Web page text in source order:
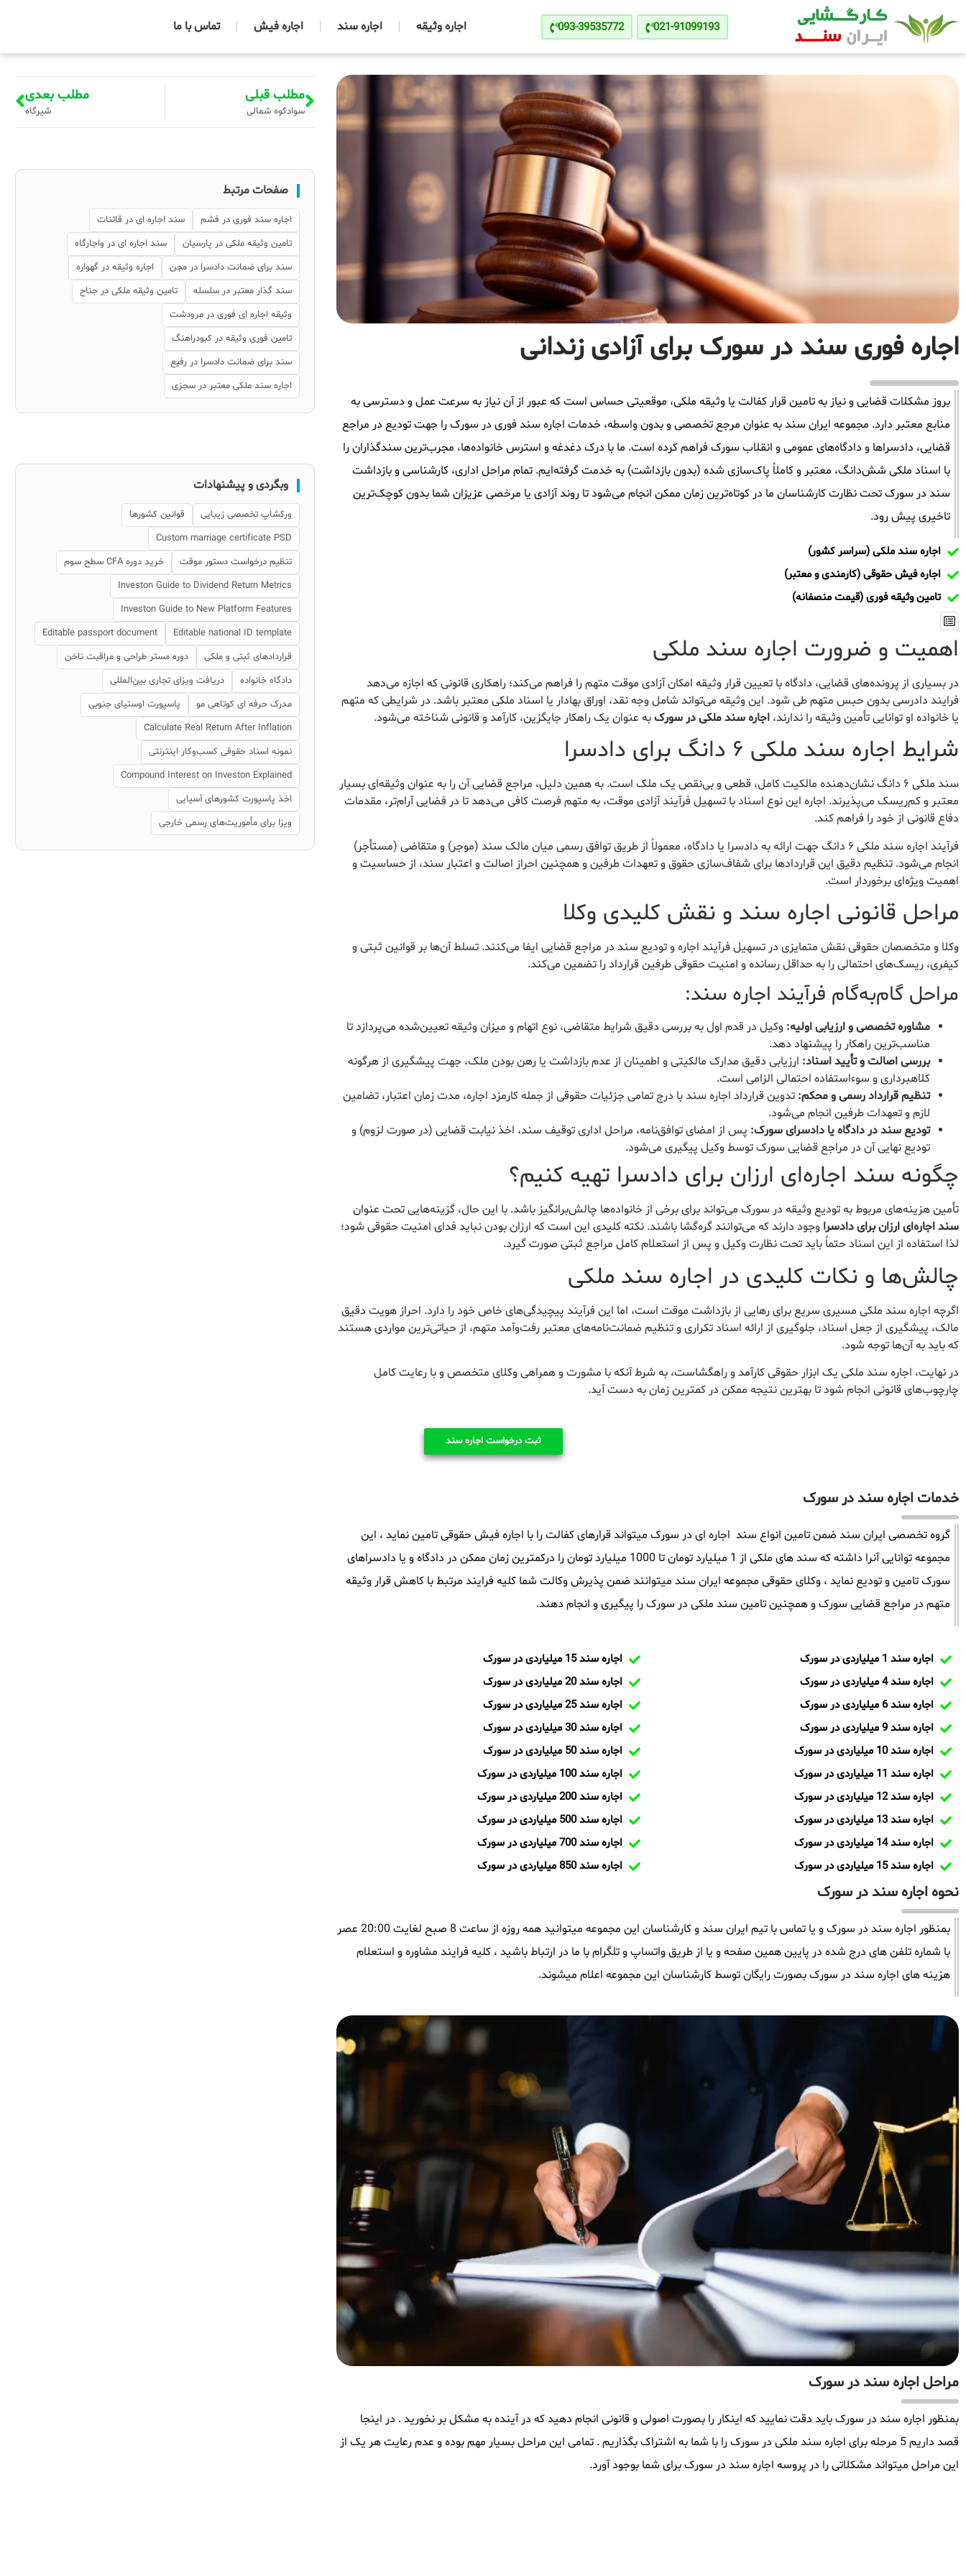
021-91099193
093-39535772 اجاره وثیقه اجاره سند اجاره فیش تماس با ما
اجاره فوری سند در سورک برای آزادی زندانی
بروز مشکلات قضایی و نیاز به تامین قرار کفالت یا وثیقه ملکی، موقعیتی حساس است که عبور از آن نیاز به سرعت عمل و دسترسی به
منابع معتبر دارد. مجموعه ایران سند به عنوان مرجع تخصصی و بدون واسطه، خدمات اجاره سند فوری در سورک را جهت تودیع در مراجع
قضایی، دادسراها و دادگاه‌های عمومی و انقلاب سورک فراهم کرده است. ما با درک دغدغه و استرس خانواده‌ها، مجرب‌ترین سندگذاران را
با اسناد ملکی شش‌دانگ، معتبر و کاملاً پاک‌سازی شده (بدون بازداشت) به خدمت گرفته‌ایم. تمام مراحل اداری، کارشناسی و بازداشت
سند در سورک تحت نظارت کارشناسان ما در کوتاه‌ترین زمان ممکن انجام می‌شود تا روند آزادی یا مرخصی عزیزان شما بدون کوچک‌ترین
تاخیری پیش رود.
اجاره سند ملکی (سراسر کشور)
اجاره فیش حقوقی (کارمندی و معتبر)
تامین وثیقه فوری (قیمت منصفانه)
اهمیت و ضرورت اجاره سند ملکی
در بسیاری از پرونده‌های قضایی، دادگاه با تعیین قرار وثیقه امکان آزادی موقت متهم را فراهم می‌کند؛ راهکاری قانونی که اجازه می‌دهد
فرایند دادرسی بدون حبس متهم طی شود. این وثیقه می‌تواند شامل وجه نقد، اوراق بهادار یا اسناد ملکی معتبر باشد. در شرایطی که متهم
یا خانواده او توانایی تأمین وثیقه را ندارند، اجاره سند ملکی در سورکبه عنوان یک راهکار جایگزین، کارآمد و قانونی شناخته می‌شود.
شرایط اجاره سند ملکی ۶ دانگ برای دادسرا
سند ملکی ۶ دانگ نشان‌دهنده مالکیت کامل، قطعی و بی‌نقص یک ملک است. به همین دلیل، مراجع قضایی آن را به عنوان وثیقه‌ای بسیار
معتبر و کم‌ریسک می‌پذیرند. اجاره این نوع اسناد با تسهیل فرآیند آزادی موقت، به متهم فرصت کافی می‌دهد تا در فضایی آرام‌تر، مقدمات
دفاع قانونی از خود را فراهم کند.
فرآیند اجاره سند ملکی ۶ دانگ جهت ارائه به دادسرا یا دادگاه، معمولاً از طریق توافق رسمی میان مالک سند (موجر) و متقاضی (مستأجر)
انجام می‌شود. تنظیم دقیق این قراردادها برای شفاف‌سازی حقوق و تعهدات طرفین و همچنین احراز اصالت و اعتبار سند، از حساسیت و
اهمیت ویژه‌ای برخوردار است.
مراحل قانونی اجاره سند و نقش کلیدی وکلا
وکلا و متخصصان حقوقی نقش متمایزی در تسهیل فرآیند اجاره و تودیع سند در مراجع قضایی ایفا می‌کنند. تسلط آن‌ها بر قوانین ثبتی و
کیفری، ریسک‌های احتمالی را به حداقل رسانده و امنیت حقوقی طرفین قرارداد را تضمین می‌کند.
مراحل گام‌به‌گام فرآیند اجاره سند:
مشاوره تخصصی و ارزیابی اولیه: وکیل در قدم اول به بررسی دقیق شرایط متقاضی، نوع اتهام و میزان وثیقه تعیین‌شده می‌پردازد تا
مناسب‌ترین راهکار را پیشنهاد دهد.
بررسی اصالت و تأیید اسناد: ارزیابی دقیق مدارک مالکیتی و اطمینان از عدم بازداشت یا رهن بودن ملک، جهت پیشگیری از هرگونه
کلاهبرداری و سوءاستفاده احتمالی الزامی است.
تنظیم قرارداد رسمی و محکم: تدوین قرارداد اجاره سند با درج تمامی جزئیات حقوقی از جمله کارمزد اجاره، مدت زمان اعتبار، تضامین
لازم و تعهدات طرفین انجام می‌شود.
تودیع سند در دادگاه یا دادسرای سورک: پس از امضای توافق‌نامه، مراحل اداری توقیف سند، اخذ نیابت قضایی (در صورت لزوم) و
تودیع نهایی آن در مراجع قضایی سورک توسط وکیل پیگیری می‌شود.
چگونه سند اجاره‌ای ارزان برای دادسرا تهیه کنیم؟
تأمین هزینه‌های مربوط به تودیع وثیقه در سورک می‌تواند برای برخی از خانواده‌ها چالش‌برانگیز باشد. با این حال، گزینه‌هایی تحت عنوان
سند اجاره‌ای ارزان برای دادسرا وجود دارند که می‌توانند گره‌گشا باشند. نکته کلیدی این است که ارزان بودن نباید فدای امنیت حقوقی شود؛
لذا استفاده از این اسناد حتماً باید تحت نظارت وکیل و پس از استعلام کامل مراجع ثبتی صورت گیرد.
چالش‌ها و نکات کلیدی در اجاره سند ملکی
اگرچه اجاره سند ملکی مسیری سریع برای رهایی از بازداشت موقت است، اما این فرآیند پیچیدگی‌های خاص خود را دارد. احراز هویت دقیق
مالک، پیشگیری از جعل اسناد، جلوگیری از ارائه اسناد تکراری و تنظیم ضمانت‌نامه‌های معتبر رفت‌وآمد متهم، از حیاتی‌ترین مواردی هستند
که باید به آن‌ها توجه شود.
در نهایت، اجاره سند ملکی یک ابزار حقوقی کارآمد و راهگشاست، به شرط آنکه با مشورت و همراهی وکلای متخصص و با رعایت کامل
چارچوب‌های قانونی انجام شود تا بهترین نتیجه ممکن در کمترین زمان به دست آید.
ثبت درخواست اجاره سند
خدمات اجاره سند در سورک
گروه تخصصی ایران سند ضمن تامین انواع سند اجاره ای در سورک میتواند قرارهای کفالت را با اجاره فیش حقوقی تامین نماید ، این
مجموعه توانایی آنرا داشته که سند های ملکی از 1 میلیارد تومان تا 1000 میلیارد تومان را درکمترین زمان ممکن در دادگاه و یا دادسراهای
سورک تامین و تودیع نماید ، وکلای حقوقی مجموعه ایران سند میتوانند ضمن پذیرش وکالت شما کلیه فرایند مرتبط با کاهش قرار وثیقه
متهم در مراجع قضایی سورک و همچنین تامین سند ملکی در سورک را پیگیری و انجام دهند.
اجاره سند 1 میلیاردی در سورک
اجاره سند 4 میلیاردی در سورک
اجاره سند 6 میلیاردی در سورک
اجاره سند 9 میلیاردی در سورک
اجاره سند 10 میلیاردی در سورک
اجاره سند 11 میلیاردی در سورک
اجاره سند 12 میلیاردی در سورک
اجاره سند 13 میلیاردی در سورک
اجاره سند 14 میلیاردی در سورک
اجاره سند 15 میلیاردی در سورک
اجاره سند 15 میلیاردی در سورک
اجاره سند 20 میلیاردی در سورک
اجاره سند 25 میلیاردی در سورک
اجاره سند 30 میلیاردی در سورک
اجاره سند 50 میلیاردی در سورک
اجاره سند 100 میلیاردی در سورک
اجاره سند 200 میلیاردی در سورک
اجاره سند 500 میلیاردی در سورک
اجاره سند 700 میلیاردی در سورک
اجاره سند 850 میلیاردی در سورک
نحوه اجاره سند در سورک
بمنظور اجاره سند در سورک و یا تماس با تیم ایران سند و کارشناسان این مجموعه میتوانید همه روزه از ساعت 8 صبح لغایت 20:00 عصر
با شماره تلفن های درج شده در پایین همین صفحه و یا از طریق واتساپ و تلگرام با ما در ارتباط باشید ، کلیه فرایند مشاوره و استعلام
هزینه های اجاره سند در سورک بصورت رایگان توسط کارشناسان این مجموعه اعلام میشوند.
مراحل اجاره سند در سورک
بمنظور اجاره سند در سورک باید دقت نمایید که اینکار را بصورت اصولی و قانونی انجام دهید که در آینده به مشکل بر نخورید . در اینجا
قصد داریم 5 مرحله برای اجاره سند ملکی در سورک را با شما به اشتراک بگذاریم . تمامی این مراحل بسیار مهم بوده و عدم رعایت هر یک از
این مراحل میتواند مشکلاتی را در پروسه اجاره سند در سورک برای شما بوجود آورد.
مطلب قبلی
سوادکوه شمالی
مطلب بعدی
شیرگاه
صفحات مرتبط
اجاره سند فوری در فشم
سند اجاره ای در قائنات
تامین وثیقه ملکی در پارسیان
سند اجاره ای در واجارگاه
سند برای ضمانت دادسرا در مجن
اجاره وثیقه در گهواره
سند گذار معتبر در سلسله
تامین وثیقه ملکی در جناح
وثیقه اجاره ای فوری در مرودشت
تامین فوری وثیقه در کبودراهنگ
سند برای ضمانت دادسرا در رفیع
اجاره سند ملکی معتبر در سجزی
وبگردی و پیشنهادات
ورکشاپ تخصصی زیبایی
قوانین کشورها
Custom marriage certificate PSD
تنظیم درخواست دستور موقت
خرید دوره CFA سطح سوم
Investon Guide to Dividend Return Metrics
Investon Guide to New Platform Features
Editable national ID template
Editable passport document
قراردادهای ثبتی و ملکی
دوره مستر طراحی و مراقبت ناخن
دادگاه خانواده
دریافت ویزای تجاری بین‌المللی
مدرک حرفه ای کوتاهی مو
پاسپورت اوستیای جنوبی
Calculate Real Return After Inflation
نمونه اسناد حقوقی کسب‌وکار اینترنتی
Compound Interest on Investon Explained
اخذ پاسپورت کشورهای آسیایی
ویزا برای مأموریت‌های رسمی خارجی